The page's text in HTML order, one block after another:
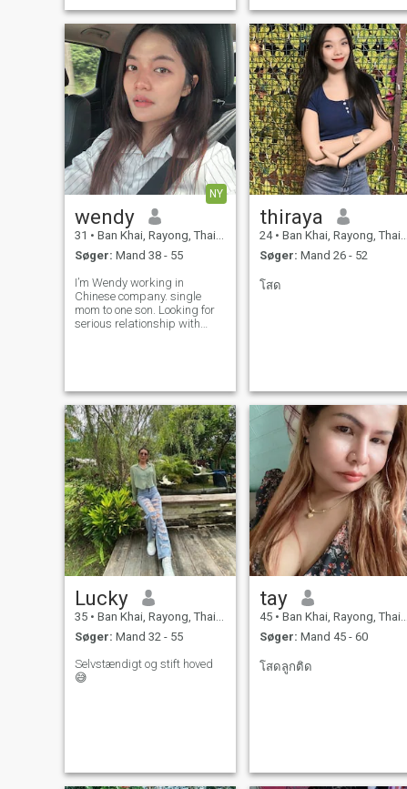
glad, jeg er glad, jeg er glad,
jeg er glad, jeg er glad, jeg er
glad, jeg er glad, jeg er glad,
jeg er glad, jeg er glad, jeg er
glad, underholdende, positiv
tænkning, smil let, lydhør,
rimelig, Jeg ryger ikke og
drikker ikke. Når jeg har
fritid, kan jeg lide at træne,
gå i haven, lave mad, lytte til
musik, se film-tv, rydde op i
huset og rejse . Jeg kan godt
lide naturligt sted og strand.
Ville være rart! At tilbringe tid
men jeg har været midt i lang
tid, jeg har været midt i lang
tid, og jeg har været midt i
lang tid. Jeg vil også gerne
heartless, please don't
bother me. Th
NY
wendy
31 • Ban Khai, Rayong, Thailand
Søger: Mand 38 - 55
I’m Wendy working in
Chinese company. single
mom to one son. Looking for
serious relationship with
thiraya
24 • Ban Khai, Rayong, Thailand
Søger: Mand 26 - 52
โสด
Lucky
35 • Ban Khai, Rayong, Thailand
Søger: Mand 32 - 55
Selvstændigt og stift hoved
😅
tay
45 • Ban Khai, Rayong, Thailand
Søger: Mand 45 - 60
โสดลูกติด